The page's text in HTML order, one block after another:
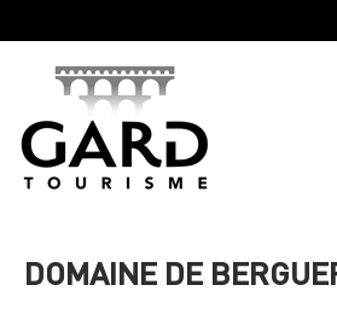
DOMAINE DE